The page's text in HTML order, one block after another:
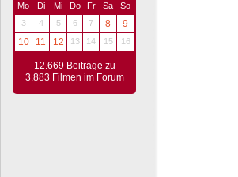
Mo Di Mi Do Fr Sa
So
3
4 5 6 7 8
9
10
11 12 13 14 15 16
12.669 Beiträge zu
3.883 Filmen im Forum